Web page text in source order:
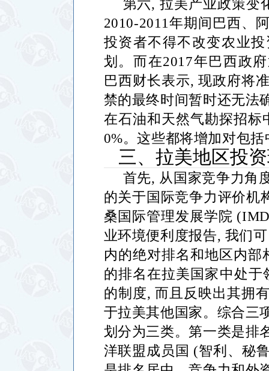
第六, 拉美产业政策变
2010-2011年期间巴西、
投资者不得不改变农业
划。而在2017年巴西政
巴西财长表示,现政府将
禁的最终时间暂时还无法
在石油和天然气勘探招标
0%。这些都将增加对包
三、拉美地区投
首先, 从国家竞争力角
的关于国际竞争力评价机
桑国际管理发展学院
业环境便利度报告, 我们
内的绝对排名和地区内部
的排名在拉美国家中处
的制度,而且反映出其拥
于拉美其他国家。综合三
划分为三类。第一类是排
洋联盟成员国 (智利、秘